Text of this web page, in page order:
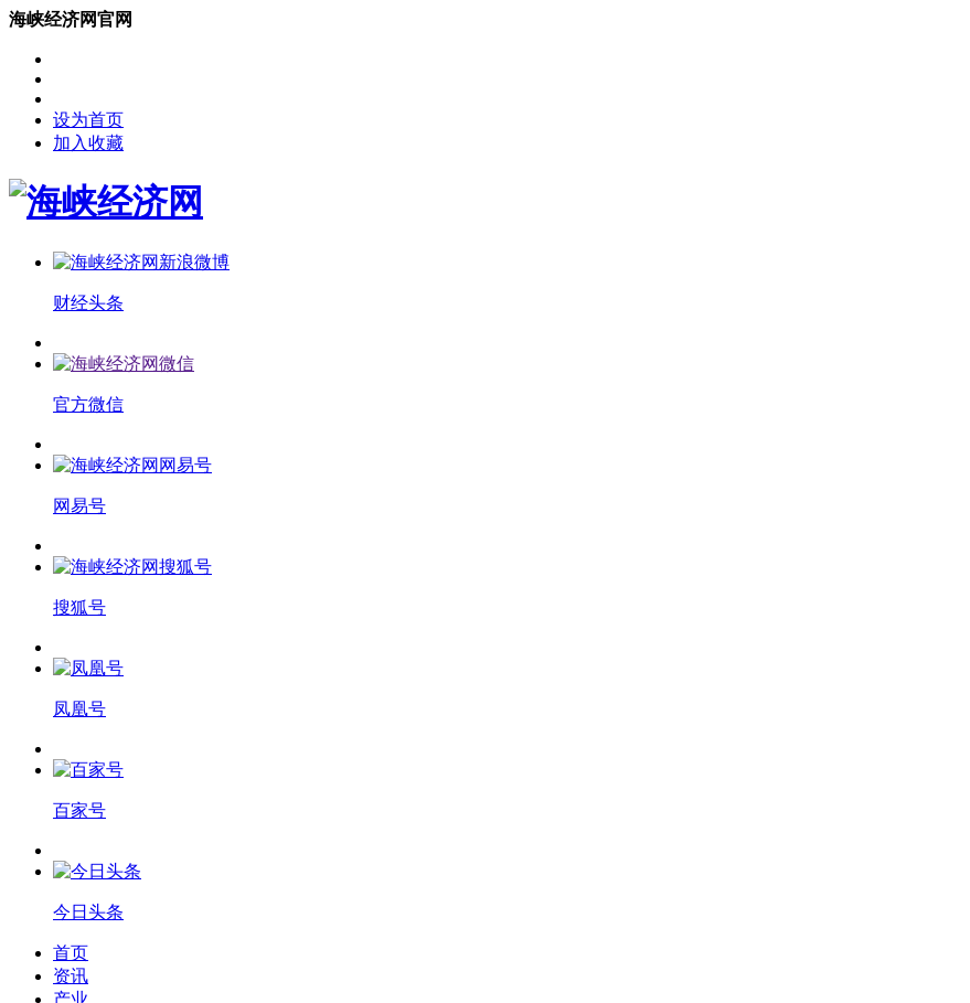
海峡经济网官网
设为首页
加入收藏
财经头条
官方微信
网易号
搜狐号
凤凰号
百家号
今日头条
首页
资讯
产业